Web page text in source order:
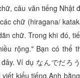
câu văn tiếng Nhật
chữ (hiragana/
chữ. Trong khi đó,
rộng." Bạn có thể
Ví dụ なんでだろ
kiểu tiếng Anh